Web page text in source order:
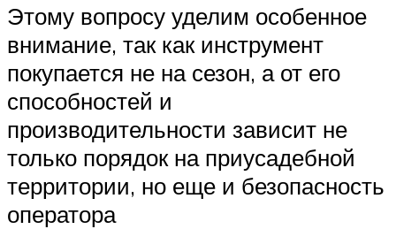
Этому вопросу уделим особенное
внимание, так как инструмент
покупается не на сезон, а от его
способностей и
производительности зависит не
только порядок на приусадебной
территории, но еще и безопасность
оператора